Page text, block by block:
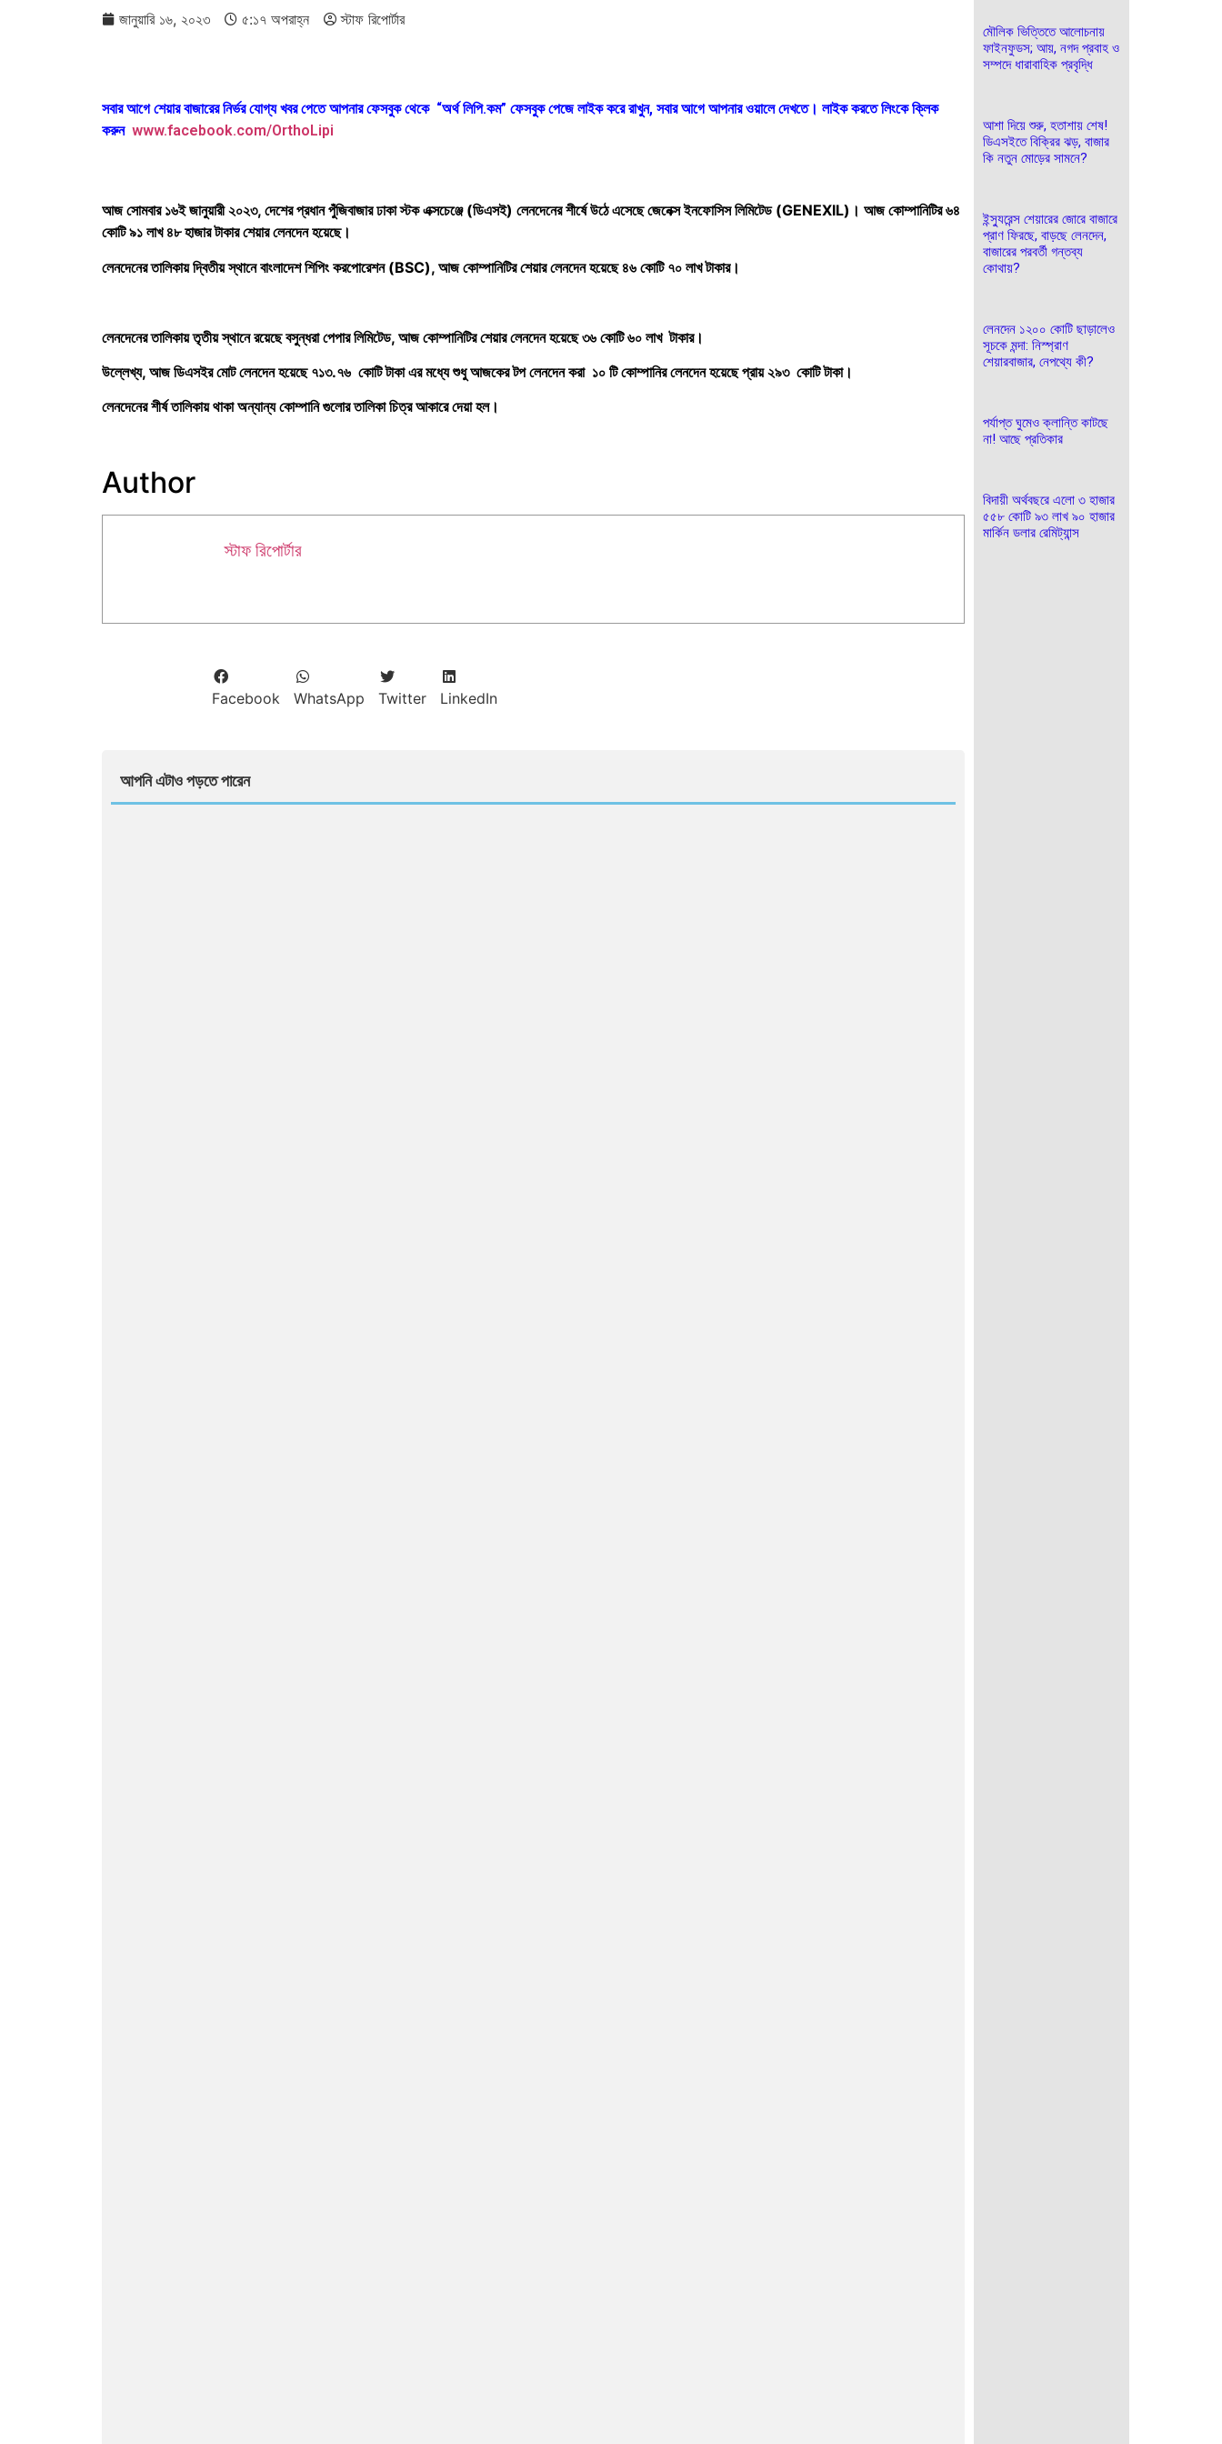
জানুয়ারি ১৬, ২০২৩ ৫:১৭ অপরাহ্ন স্টাফ রিপোর্টার
সবার আগে শেয়ার বাজারের নির্ভর যোগ্য খবর পেতে আপনার ফেসবুক থেকে “অর্থ লিপি.কম” ফেসবুক পেজে লাইক করে রাখুন, সবার আগে আপনার ওয়ালে দেখতে। লাইক করতে লিংকে ক্লিক
করুন www.facebook.com/OrthoLipi
আজ সোমবার ১৬ই জানুয়ারী ২০২৩, দেশের প্রধান পুঁজিবাজার ঢাকা স্টক এক্সচেঞ্জে (ডিএসই) লেনদেনের শীর্ষে উঠে এসেছে জেনেক্স ইনফোসিস লিমিটেড (GENEXIL)। আজ কোম্পানিটির ৬৪
কোটি ৯১ লাখ ৪৮ হাজার টাকার শেয়ার লেনদেন হয়েছে।
লেনদেনের তালিকায় দ্বিতীয় স্থানে বাংলাদেশ শিপিং করপোরেশন (BSC), আজ কোম্পানিটির শেয়ার লেনদেন হয়েছে ৪৬ কোটি ৭০ লাখ টাকার।
লেনদেনের তালিকায় তৃতীয় স্থানে রয়েছে বসুন্ধরা পেপার লিমিটেড, আজ কোম্পানিটির শেয়ার লেনদেন হয়েছে ৩৬ কোটি ৬০ লাখ টাকার।
উল্লেখ্য, আজ ডিএসইর মোট লেনদেন হয়েছে ৭১৩.৭৬ কোটি টাকা এর মধ্যে শুধু আজকের টপ লেনদেন করা ১০ টি কোম্পানির লেনদেন হয়েছে প্রায় ২৯৩ কোটি টাকা।
লেনদেনের শীর্ষ তালিকায় থাকা অন্যান্য কোম্পানি গুলোর তালিকা চিত্র আকারে দেয়া হল।
Author
স্টাফ রিপোর্টার
Facebook WhatsApp Twitter LinkedIn
আপনি এটাও পড়তে পারেন
মৌলিক ভিত্তিতে আলোচনায়
ফাইনফুডস; আয়, নগদ প্রবাহ ও
সম্পদে ধারাবাহিক প্রবৃদ্ধি
আশা দিয়ে শুরু, হতাশায় শেষ!
ডিএসইতে বিক্রির ঝড়, বাজার
কি নতুন মোড়ের সামনে?
ইন্স্যুরেন্স শেয়ারের জোরে বাজারে
প্রাণ ফিরছে, বাড়ছে লেনদেন,
বাজারের পরবর্তী গন্তব্য
কোথায়?
লেনদেন ১২০০ কোটি ছাড়ালেও
সূচকে মন্দা: নিস্প্রাণ
শেয়ারবাজার, নেপথ্যে কী?
পর্যাপ্ত ঘুমেও ক্লান্তি কাটছে
না! আছে প্রতিকার
বিদায়ী অর্থবছরে এলো ৩ হাজার
৫৫৮ কোটি ৯৩ লাখ ৯০ হাজার
মার্কিন ডলার রেমিট্যান্স